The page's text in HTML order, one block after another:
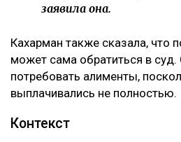
заявила она.
Кахарман также сказала, что
может сама обратиться в
потребовать алименты,
выплачивались не полностью.
Контекст